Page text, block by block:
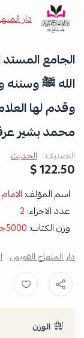
دار
الجامع
وقدم لها
محمد بشير
التصنيف: الحديث
122.50 $
اسم المؤلف:
عدد الاجزاء: 2
وزن الكتاب: 5000جم
دار المنهاج القويم ,
الوزن